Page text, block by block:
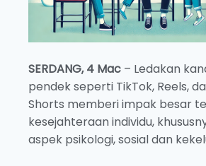
SERDANG, 4 Mac – Ledakan
pendek seperti TikTok, Reels,
Shorts memberi impak besar
kesejahteraan individu,
aspek psikologi, sosial dan